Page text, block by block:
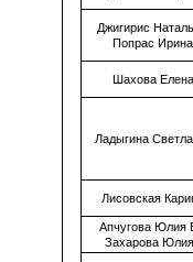
Джигирис
Попрас
Шахова
Ладыгина
Лисовская
Апчугова Юлия
Захарова